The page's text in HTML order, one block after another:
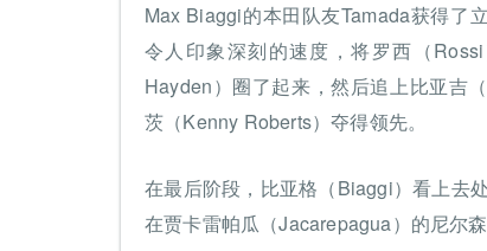
Max Biaggi的本田队友Tamada获得了
令人印象深刻的速度，将罗西（
Hayden）圈了起来，然后追上比亚吉
茨（Kenny Roberts）夺得领先。
在最后阶段，比亚格（Biaggi）看上去
在贾卡雷帕瓜（Jacarepagua）的尼尔